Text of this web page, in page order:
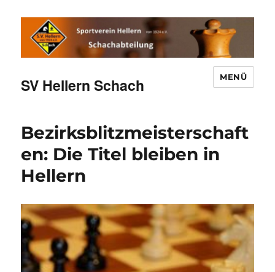
SV Hellern Schach MENÜ
Bezirksblitzmeisterschaft
en: Die Titel bleiben in
Hellern